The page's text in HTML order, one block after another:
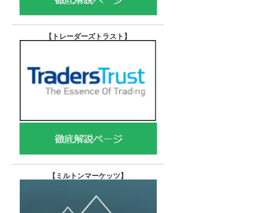
【トレーダーズトラスト 】
【 ミルトンマーケッツ】